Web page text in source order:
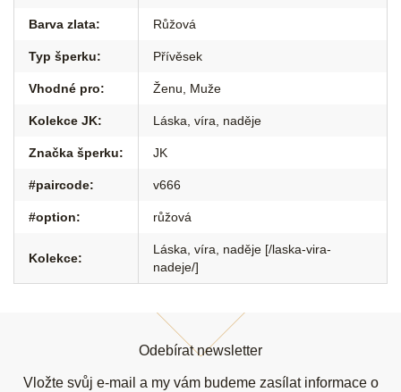
Barva zlata: Růžová
Typ šperku: Přívěsek
Vhodné pro: Ženu Muže
Kolekce JK: Láska, víra, naděje
Značka šperku: JK
#paircode: v666
#option: růžová
Kolekce:
Láska, víra, naděje [/laska-vira-
nadeje/]
Odebírat newsletter
Vložte svůj e-mail a my vám budeme zasílat informace o